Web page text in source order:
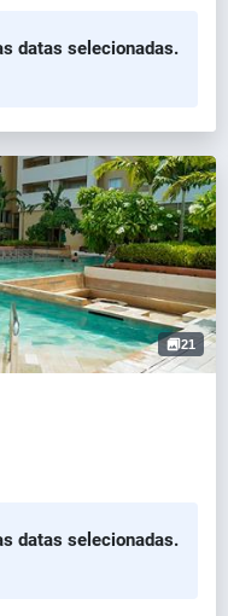
datas selecionadas.
21
datas selecionadas.